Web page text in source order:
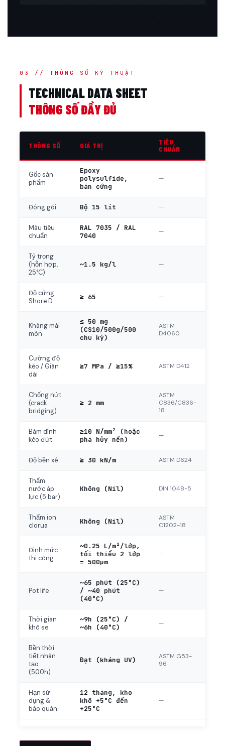
03 // THÔNG SỐ KỸ THUẬT
TECHNICAL DATA SHEET
THÔNG SỐ ĐẦY ĐỦ
THÔNG SỐ GIÁ TRỊ
TIÊU
CHUẨN
Gốc sản
phẩm
Epoxy
polysulfide,
bán cứng
—
Đóng gói Bộ 15 lít —
Màu tiêu
chuẩn
RAL 7035 / RAL
7040
—
Tỷ trọng
(hỗn hợp,
25°C)
~1.5 kg/l —
Độ cứng
Shore D
≥ 65 —
Kháng mài
mòn
≤ 50 mg
(CS10/500g/500
chu kỳ)
ASTM
D4060
Cường độ
kéo / Giãn
dài
≥7 MPa / ≥15% ASTM D412
Chống nứt
(crack
bridging)
≥ 2 mm
ASTM
C836/C836-
18
Bám dính
kéo đứt
≥10 N/mm² (hoặc
phá hủy nền)
—
Độ bền xé ≥ 30 kN/m ASTM D624
Thấm
nước áp
lực (5 bar)
Không (Nil) DIN 1048-5
Thấm ion
clorua
Không (Nil)
ASTM
C1202-18
Định mức
thi công
~0.25 L/m²/lớp,
tối thiểu 2 lớp
= 500µm
—
Pot life
~65 phút (25°C)
/ ~40 phút
(40°C)
—
Thời gian
khô se
~9h (25°C) /
~6h (40°C)
—
Bền thời
tiết nhân
tạo
(500h)
Đạt (kháng UV)
ASTM G53-
96
Hạn sử
dụng &
bảo quản
12 tháng, kho
khô +5°C đến
+25°C
—